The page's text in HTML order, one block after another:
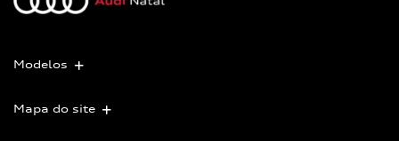
Modelos
Mapa do site